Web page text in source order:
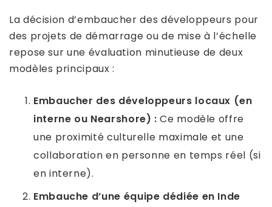
La décision d’embaucher des développeurs pour
des projets de démarrage ou de mise à l’échelle
repose sur une évaluation minutieuse de deux
modèles principaux :
Embaucher des développeurs locaux (en
interne ou Nearshore) :Ce modèle offre
une proximité culturelle maximale et une
collaboration en personne en temps réel (si
en interne).
Embauche d’une équipe dédiée en Inde